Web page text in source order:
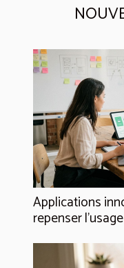
Applications
repenser